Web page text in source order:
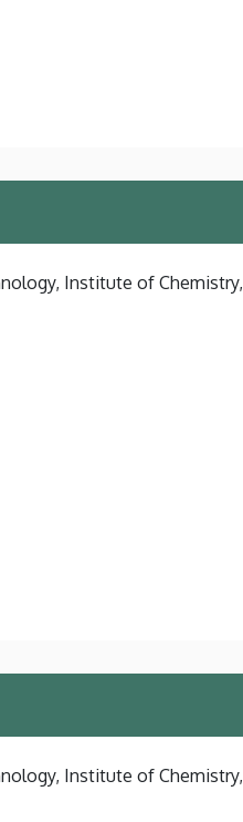
Institute of Chemistry,
Institute of Chemistry,